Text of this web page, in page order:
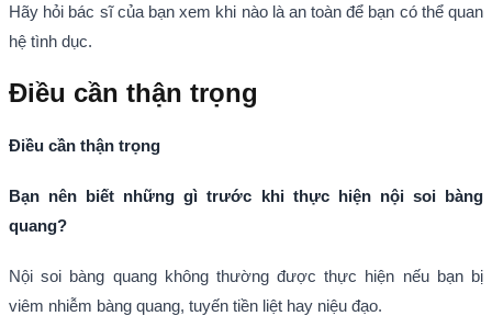
Hãy hỏi bác sĩ của bạn xem khi nào là an toàn để bạn có thể quan
hệ tình dục.
Điều cần thận trọng
Điều cần thận trọng
Bạn nên biết những gì trước khi thực hiện nội soi bàng
quang?
Nội soi bàng quang không thường được thực hiện nếu bạn bị
viêm nhiễm bàng quang, tuyến tiền liệt hay niệu đạo.